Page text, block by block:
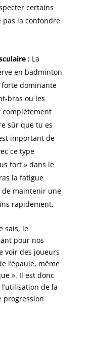
certains
pas la confondre
: La
en badminton
dominante
bras ou les
complètement
sûr que tu es
important de
ce type
fort » dans le
la fatigue
maintenir une
rapidement.
sais, le
pour nos
voir des joueurs
l’épaule, même
». Il est donc
de la
progression